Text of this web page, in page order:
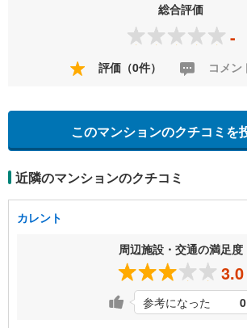
総合評価
-
評価（0件） コメン
このマンションのクチコミを
近隣のマンションのクチコミ
カレント
周辺施設・交通の満足度
3.0
参考になった 0